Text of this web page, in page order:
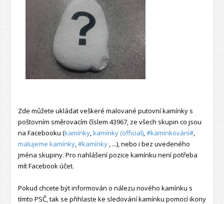
Zde můžete ukládat veškeré malované putovní kamínky s
poštovním směrovacím číslem 43967, ze všech skupin co jsou
na Facebooku (kamínky kamínky (official) #kamínkování#
malujeme kamínky #kamínky , ...), nebo i bez uvedeného
jména skupiny. Pro nahlášení pozice kamínku není potřeba
mít Facebook účet.
Pokud chcete být informován o nálezu nového kamínku s
tímto PSČ, tak se přihlaste ke sledování kamínku pomocí ikony